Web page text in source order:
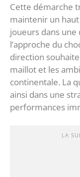
Cette démarche
maintenir un
joueurs dans une
l’approche du
direction
maillot et les
continentale. La
ainsi dans une
performances
LA